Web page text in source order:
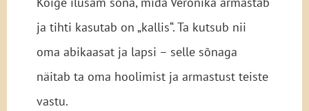
ja tihti kasutab on „kallis“. Ta kutsub nii
oma abikaasat ja lapsi – selle sõnaga
näitab ta oma hoolimist ja armastust teiste
vastu.